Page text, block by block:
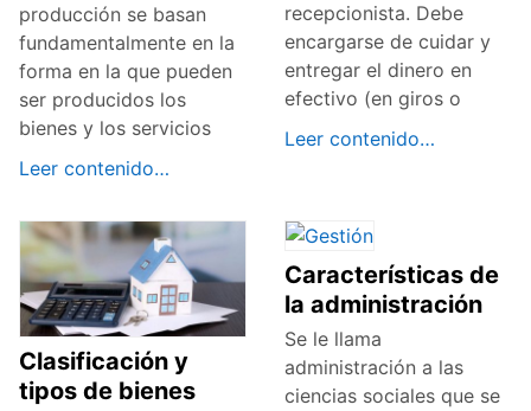
producción se basan
fundamentalmente en la
forma en la que pueden
ser producidos los
bienes y los servicios
Leer contenido…
recepcionista. Debe
encargarse de cuidar y
entregar el dinero en
efectivo (en giros o
Leer contenido…
Clasificación y
tipos de bienes
Características de
la administración
Se le llama
administración a las
ciencias sociales que se